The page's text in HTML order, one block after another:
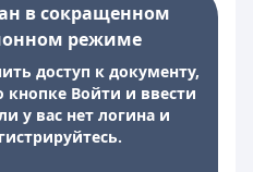
в сокращенном
режиме
доступ к документу,
Войти и ввести
у вас нет логина и